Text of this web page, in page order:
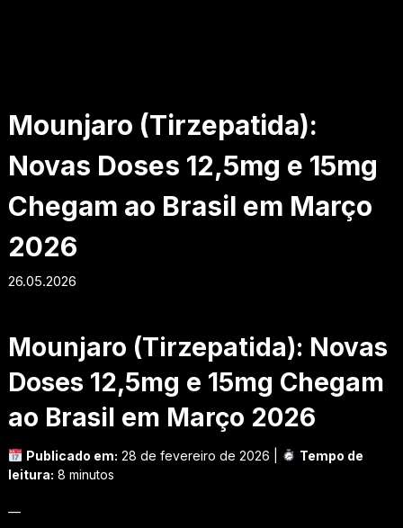
Mounjaro (Tirzepatida):
Novas Doses 12,5mg e 15mg
Chegam ao Brasil em Março
2026
26.05.2026
Mounjaro (Tirzepatida): Novas
Doses 12,5mg e 15mg Chegam
ao Brasil em Março 2026
Publicado em: 28 de fevereiro de 2026 |
Tempo de
leitura: 8 minutos
—